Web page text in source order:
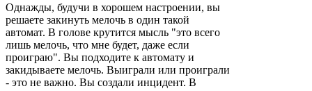
Однажды, будучи в хорошем настроении, вы
решаете закинуть мелочь в один такой
автомат. В голове крутится мысль "это всего
лишь мелочь, что мне будет, даже если
проиграю". Вы подходите к автомату и
закидываете мелочь. Выиграли или проиграли
- это не важно. Вы создали инцидент. В